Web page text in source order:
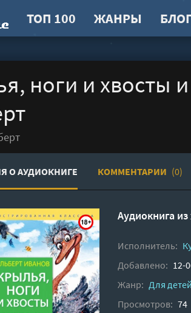
ТОП 100 ЖАНРЫ
ноги и хвосты
О АУДИОКНИГЕ КОММЕНТАРИИ (0)
Аудиокнига
Исполнитель:
Добавлено: 12-
Жанр: Для детей
Просмотров: 74